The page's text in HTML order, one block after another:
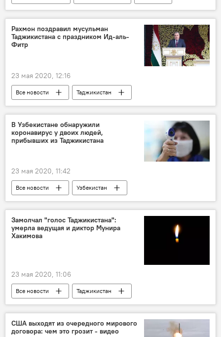
Китай
Экономика
Рахмон поздравил мусульман
Таджикистана с праздником Ид-аль-
Фитр
23 мая 2020, 12:16
Все новости
Таджикистан
Общество
Эмомали Рахмон
Ид аль-Фитр
Священный месяц Рамадан - 2026
В Узбекистане обнаружили
коронавирус у двоих людей,
прибывших из Таджикистана
23 мая 2020, 11:42
Все новости
Узбекистан
коронавирус
Коронавирус: опасное заболевание в России и мире
Центральная Азия
Таджикистан
Замолчал "голос Таджикистана":
умерла ведущая и диктор Мунира
Хакимова
23 мая 2020, 11:06
Все новости
Таджикистан
Культура
смерть известных людей
США выходят из очередного мирового
договора: чем это грозит - видео